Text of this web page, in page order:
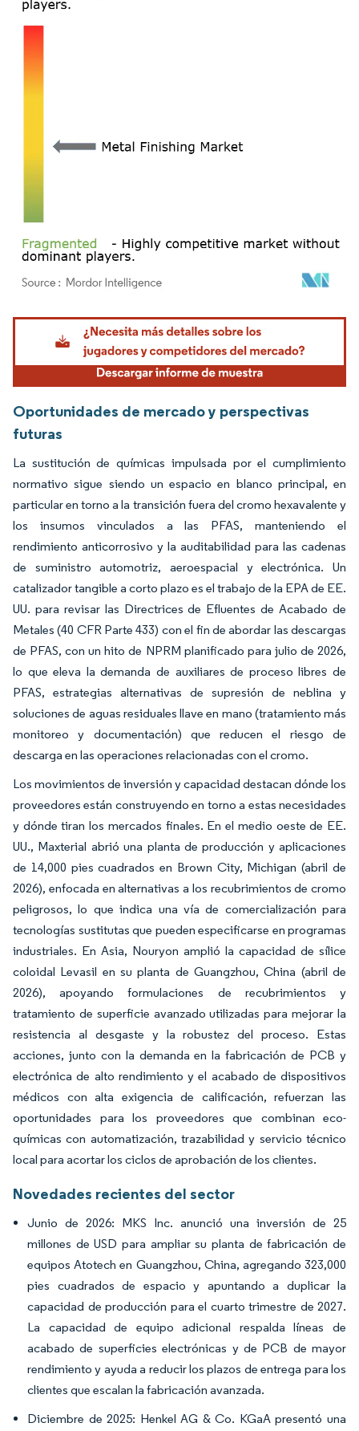
Imagen © Mordor Intelligence. El uso requiere atribución según CC BY 4.0.
Oportunidades de mercado y perspectivas
futuras
La sustitución de químicas impulsada por el cumplimiento
normativo sigue siendo un espacio en blanco principal, en
particular en torno a la transición fuera del cromo hexavalente y
los insumos vinculados a las PFAS, manteniendo el
rendimiento anticorrosivo y la auditabilidad para las cadenas
de suministro automotriz, aeroespacial y electrónica. Un
catalizador tangible a corto plazo es el trabajo de la EPA de EE.
UU. para revisar las Directrices de Efluentes de Acabado de
Metales (40 CFR Parte 433) con el fin de abordar las descargas
de PFAS, con un hito de NPRM planificado para julio de 2026,
lo que eleva la demanda de auxiliares de proceso libres de
PFAS, estrategias alternativas de supresión de neblina y
soluciones de aguas residuales llave en mano (tratamiento más
monitoreo y documentación) que reducen el riesgo de
descarga en las operaciones relacionadas con el cromo.
Los movimientos de inversión y capacidad destacan dónde los
proveedores están construyendo en torno a estas necesidades
y dónde tiran los mercados finales. En el medio oeste de EE.
UU., Maxterial abrió una planta de producción y aplicaciones
de 14,000 pies cuadrados en Brown City, Michigan (abril de
2026), enfocada en alternativas a los recubrimientos de cromo
peligrosos, lo que indica una vía de comercialización para
tecnologías sustitutas que pueden especificarse en programas
industriales. En Asia, Nouryon amplió la capacidad de sílice
coloidal Levasil en su planta de Guangzhou, China (abril de
2026), apoyando formulaciones de recubrimientos y
tratamiento de superficie avanzado utilizadas para mejorar la
resistencia al desgaste y la robustez del proceso. Estas
acciones, junto con la demanda en la fabricación de PCB y
electrónica de alto rendimiento y el acabado de dispositivos
médicos con alta exigencia de calificación, refuerzan las
oportunidades para los proveedores que combinan eco-
químicas con automatización, trazabilidad y servicio técnico
local para acortar los ciclos de aprobación de los clientes.
Novedades recientes del sector
Junio de 2026: MKS Inc. anunció una inversión de 25
millones de USD para ampliar su planta de fabricación de
equipos Atotech en Guangzhou, China, agregando 323,000
pies cuadrados de espacio y apuntando a duplicar la
capacidad de producción para el cuarto trimestre de 2027.
La capacidad de equipo adicional respalda líneas de
acabado de superficies electrónicas y de PCB de mayor
rendimiento y ayuda a reducir los plazos de entrega para los
clientes que escalan la fabricación avanzada.
Diciembre de 2025: Henkel AG & Co. KGaA presentó una